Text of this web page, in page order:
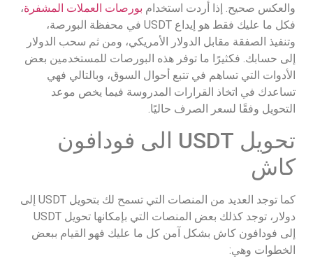
والعكس صحيح. إذا أردت استخدام بورصات العملات المشفرة،
فكل ما عليك فقط هو إيداع USDT في محفظة البورصة،
وتنفيذ الصفقة مقابل الدولار الأمريكي، ومن ثم سحب الدولار
إلى حسابك. فكثيرًا ما توفر هذه البورصات للمستخدمين بعض
الأدوات التي تساهم في تتبع أحوال السوق، وبالتالي فهي
تساعدك في اتخاذ القرارات المدروسة فيما يخص موعد
التحويل وفقًا لسعر الصرف حاليًا.
تحويل USDT الى فودافون
كاش
كما توجد العديد من المنصات التي تسمح لك بتحويل USDT إلى
دولار، توجد كذلك بعض المنصات التي بإمكانها تحويل USDT
إلى فودافون كاش بشكل آمن كل ما عليك فهو القيام ببعض
الخطوات وهي: